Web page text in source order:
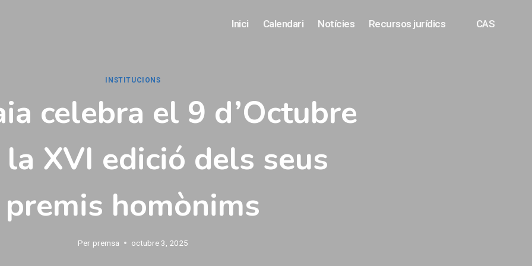
Inici Calendari Notícies Recursos jurídics CAS
INSTITUCIONS
celebra el 9 d’Octubre
XVI edició dels seus
premis homònims
Per premsa octubre 3, 2025